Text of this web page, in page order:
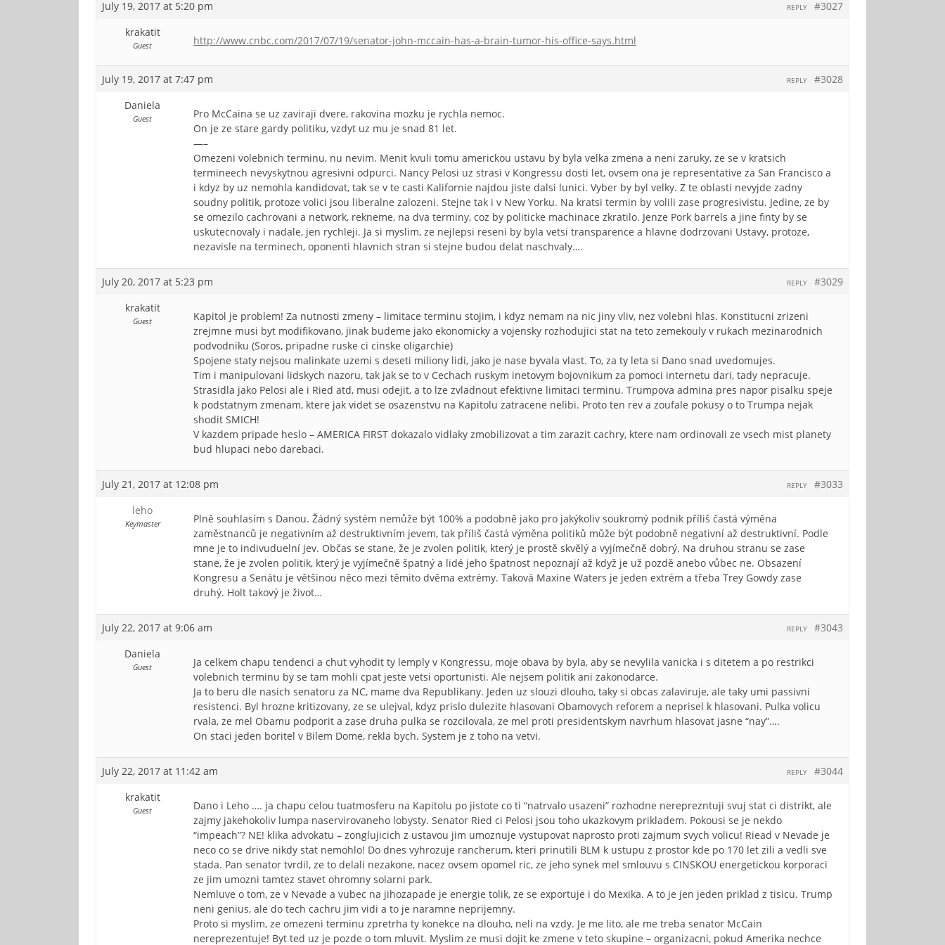
July 19, 2017 at 5:20 pm
#3027
REPLY
krakatit
Guest http://www.cnbc.com/2017/07/19/senator-john-mccain-has-a-brain-tumor-his-office-says.html
July 19, 2017 at 7:47 pm #3028
REPLY
Daniela
Guest
Pro McCaina se uz zaviraji dvere, rakovina mozku je rychla nemoc.
On je ze stare gardy politiku, vzdyt uz mu je snad 81 let.
—–
Omezeni volebnich terminu, nu nevim. Menit kvuli tomu americkou ustavu by byla velka zmena a neni zaruky, ze se v kratsich
termineech nevyskytnou agresivni odpurci. Nancy Pelosi uz strasi v Kongressu dosti let, ovsem ona je representative za San Francisco a
i kdyz by uz nemohla kandidovat, tak se v te casti Kalifornie najdou jiste dalsi lunici. Vyber by byl velky. Z te oblasti nevyjde zadny
soudny politik, protoze volici jsou liberalne zalozeni. Stejne tak i v New Yorku. Na kratsi termin by volili zase progresivistu. Jedine, ze by
se omezilo cachrovani a network, rekneme, na dva terminy, coz by politicke machinace zkratilo. Jenze Pork barrels a jine finty by se
uskutecnovaly i nadale, jen rychleji. Ja si myslim, ze nejlepsi reseni by byla vetsi transparence a hlavne dodrzovani Ustavy, protoze,
nezavisle na terminech, oponenti hlavnich stran si stejne budou delat naschvaly….
July 20, 2017 at 5:23 pm #3029
REPLY
krakatit
Guest
Kapitol je problem! Za nutnosti zmeny – limitace terminu stojim, i kdyz nemam na nic jiny vliv, nez volebni hlas. Konstitucni zrizeni
zrejmne musi byt modifikovano, jinak budeme jako ekonomicky a vojensky rozhodujici stat na teto zemekouly v rukach mezinarodnich
podvodniku (Soros, pripadne ruske ci cinske oligarchie)
Spojene staty nejsou malinkate uzemi s deseti miliony lidi, jako je nase byvala vlast. To, za ty leta si Dano snad uvedomujes.
Tim i manipulovani lidskych nazoru, tak jak se to v Cechach ruskym inetovym bojovnikum za pomoci internetu dari, tady nepracuje.
Strasidla jako Pelosi ale i Ried atd, musi odejit, a to lze zvladnout efektivne limitaci terminu. Trumpova admina pres napor pisalku speje
k podstatnym zmenam, ktere jak videt se osazenstvu na Kapitolu zatracene nelibi. Proto ten rev a zoufale pokusy o to Trumpa nejak
shodit SMICH!
V kazdem pripade heslo – AMERICA FIRST dokazalo vidlaky zmobilizovat a tim zarazit cachry, ktere nam ordinovali ze vsech mist planety
bud hlupaci nebo darebaci.
July 21, 2017 at 12:08 pm #3033
REPLY
leho
Keymaster
Plně souhlasím s Danou. Žádný systém nemůže být 100% a podobně jako pro jakýkoliv soukromý podnik příliš častá výměna
zaměstnanců je negativním až destruktivním jevem, tak příliš častá výměna politiků může být podobně negativní až destruktivní. Podle
mne je to indivuduelní jev. Občas se stane, že je zvolen politik, který je prostě skvělý a vyjímečně dobrý. Na druhou stranu se zase
stane, že je zvolen politik, který je vyjímečně špatný a lidé jeho špatnost nepoznají až když je už pozdě anebo vůbec ne. Obsazení
Kongresu a Senátu je většinou něco mezi těmito dvěma extrémy. Taková Maxine Waters je jeden extrém a třeba Trey Gowdy zase
druhý. Holt takový je život…
July 22, 2017 at 9:06 am #3043
REPLY
Daniela
Guest
Ja celkem chapu tendenci a chut vyhodit ty lemply v Kongressu, moje obava by byla, aby se nevylila vanicka i s ditetem a po restrikci
volebnich terminu by se tam mohli cpat jeste vetsi oportunisti. Ale nejsem politik ani zakonodarce.
Ja to beru dle nasich senatoru za NC, mame dva Republikany. Jeden uz slouzi dlouho, taky si obcas zalaviruje, ale taky umi passivni
resistenci. Byl hrozne kritizovany, ze se ulejval, kdyz prislo dulezite hlasovani Obamovych reforem a neprisel k hlasovani. Pulka volicu
rvala, ze mel Obamu podporit a zase druha pulka se rozcilovala, ze mel proti presidentskym navrhum hlasovat jasne “nay”….
On staci jeden boritel v Bilem Dome, rekla bych. System je z toho na vetvi.
July 22, 2017 at 11:42 am #3044
REPLY
krakatit
Guest
Dano i Leho …. ja chapu celou tuatmosferu na Kapitolu po jistote co ti “natrvalo usazeni” rozhodne nereprezntuji svuj stat ci distrikt, ale
zajmy jakehokoliv lumpa naservirovaneho lobysty. Senator Ried ci Pelosi jsou toho ukazkovym prikladem. Pokousi se je nekdo
“impeach”? NE! klika advokatu – zonglujicich z ustavou jim umoznuje vystupovat naprosto proti zajmum svych volicu! Riead v Nevade je
neco co se drive nikdy stat nemohlo! Do dnes vyhrozuje rancherum, kteri prinutili BLM k ustupu z prostor kde po 170 let zili a vedli sve
stada. Pan senator tvrdil, ze to delali nezakone, nacez ovsem opomel ric, ze jeho synek mel smlouvu s CINSKOU energetickou korporaci
ze jim umozni tamtez stavet ohromny solarni park.
Nemluve o tom, ze v Nevade a vubec na jihozapade je energie tolik, ze se exportuje i do Mexika. A to je jen jeden priklad z tisicu. Trump
neni genius, ale do tech cachru jim vidi a to je naramne neprijemny.
Proto si myslim, ze omezeni terminu zpretrha ty konekce na dlouho, neli na vzdy. Je me lito, ale me treba senator McCain
nereprezentuje! Byt ted uz je pozde o tom mluvit. Myslim ze musi dojit ke zmene v teto skupine – organizacni, pokud Amerika nechce